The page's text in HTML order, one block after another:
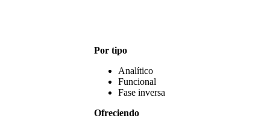
Por tipo
Analítico
Funcional
Fase inversa
Ofreciendo